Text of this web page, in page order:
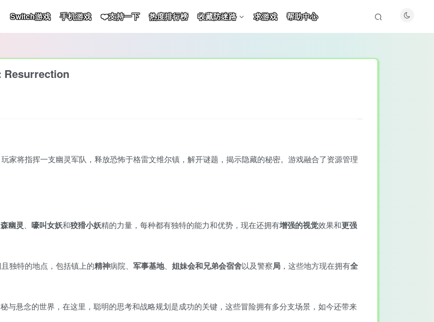
Switch游戏 手机游戏 ❤️支持一下 热度排行榜 收藏防迷路 求游戏 帮助中心
Resurrection
家将指挥一支幽灵军队，释放恐怖于格雷文维尔镇，解开谜题，揭示隐藏的秘密。游戏融合了资源管理
幽灵、 嚎叫女妖和狡猾小妖精的力量，每种都有独特的能力和优势，现在还拥有增强的视觉效果和更强
独特的地点，包括镇上的精神病院、 军事基地、 姐妹会和兄弟会宿舍以及警察局 ，这些地方现在拥有全
与悬念的世界，在这里，聪明的思考和战略规划是成功的关键，这些冒险拥有多分支场景，如今还带来